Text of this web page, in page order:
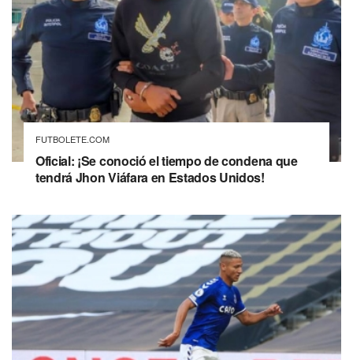
FUTBOLETE.COM
Oficial: ¡Se conoció el tiempo de condena que
tendrá Jhon Viáfara en Estados Unidos!